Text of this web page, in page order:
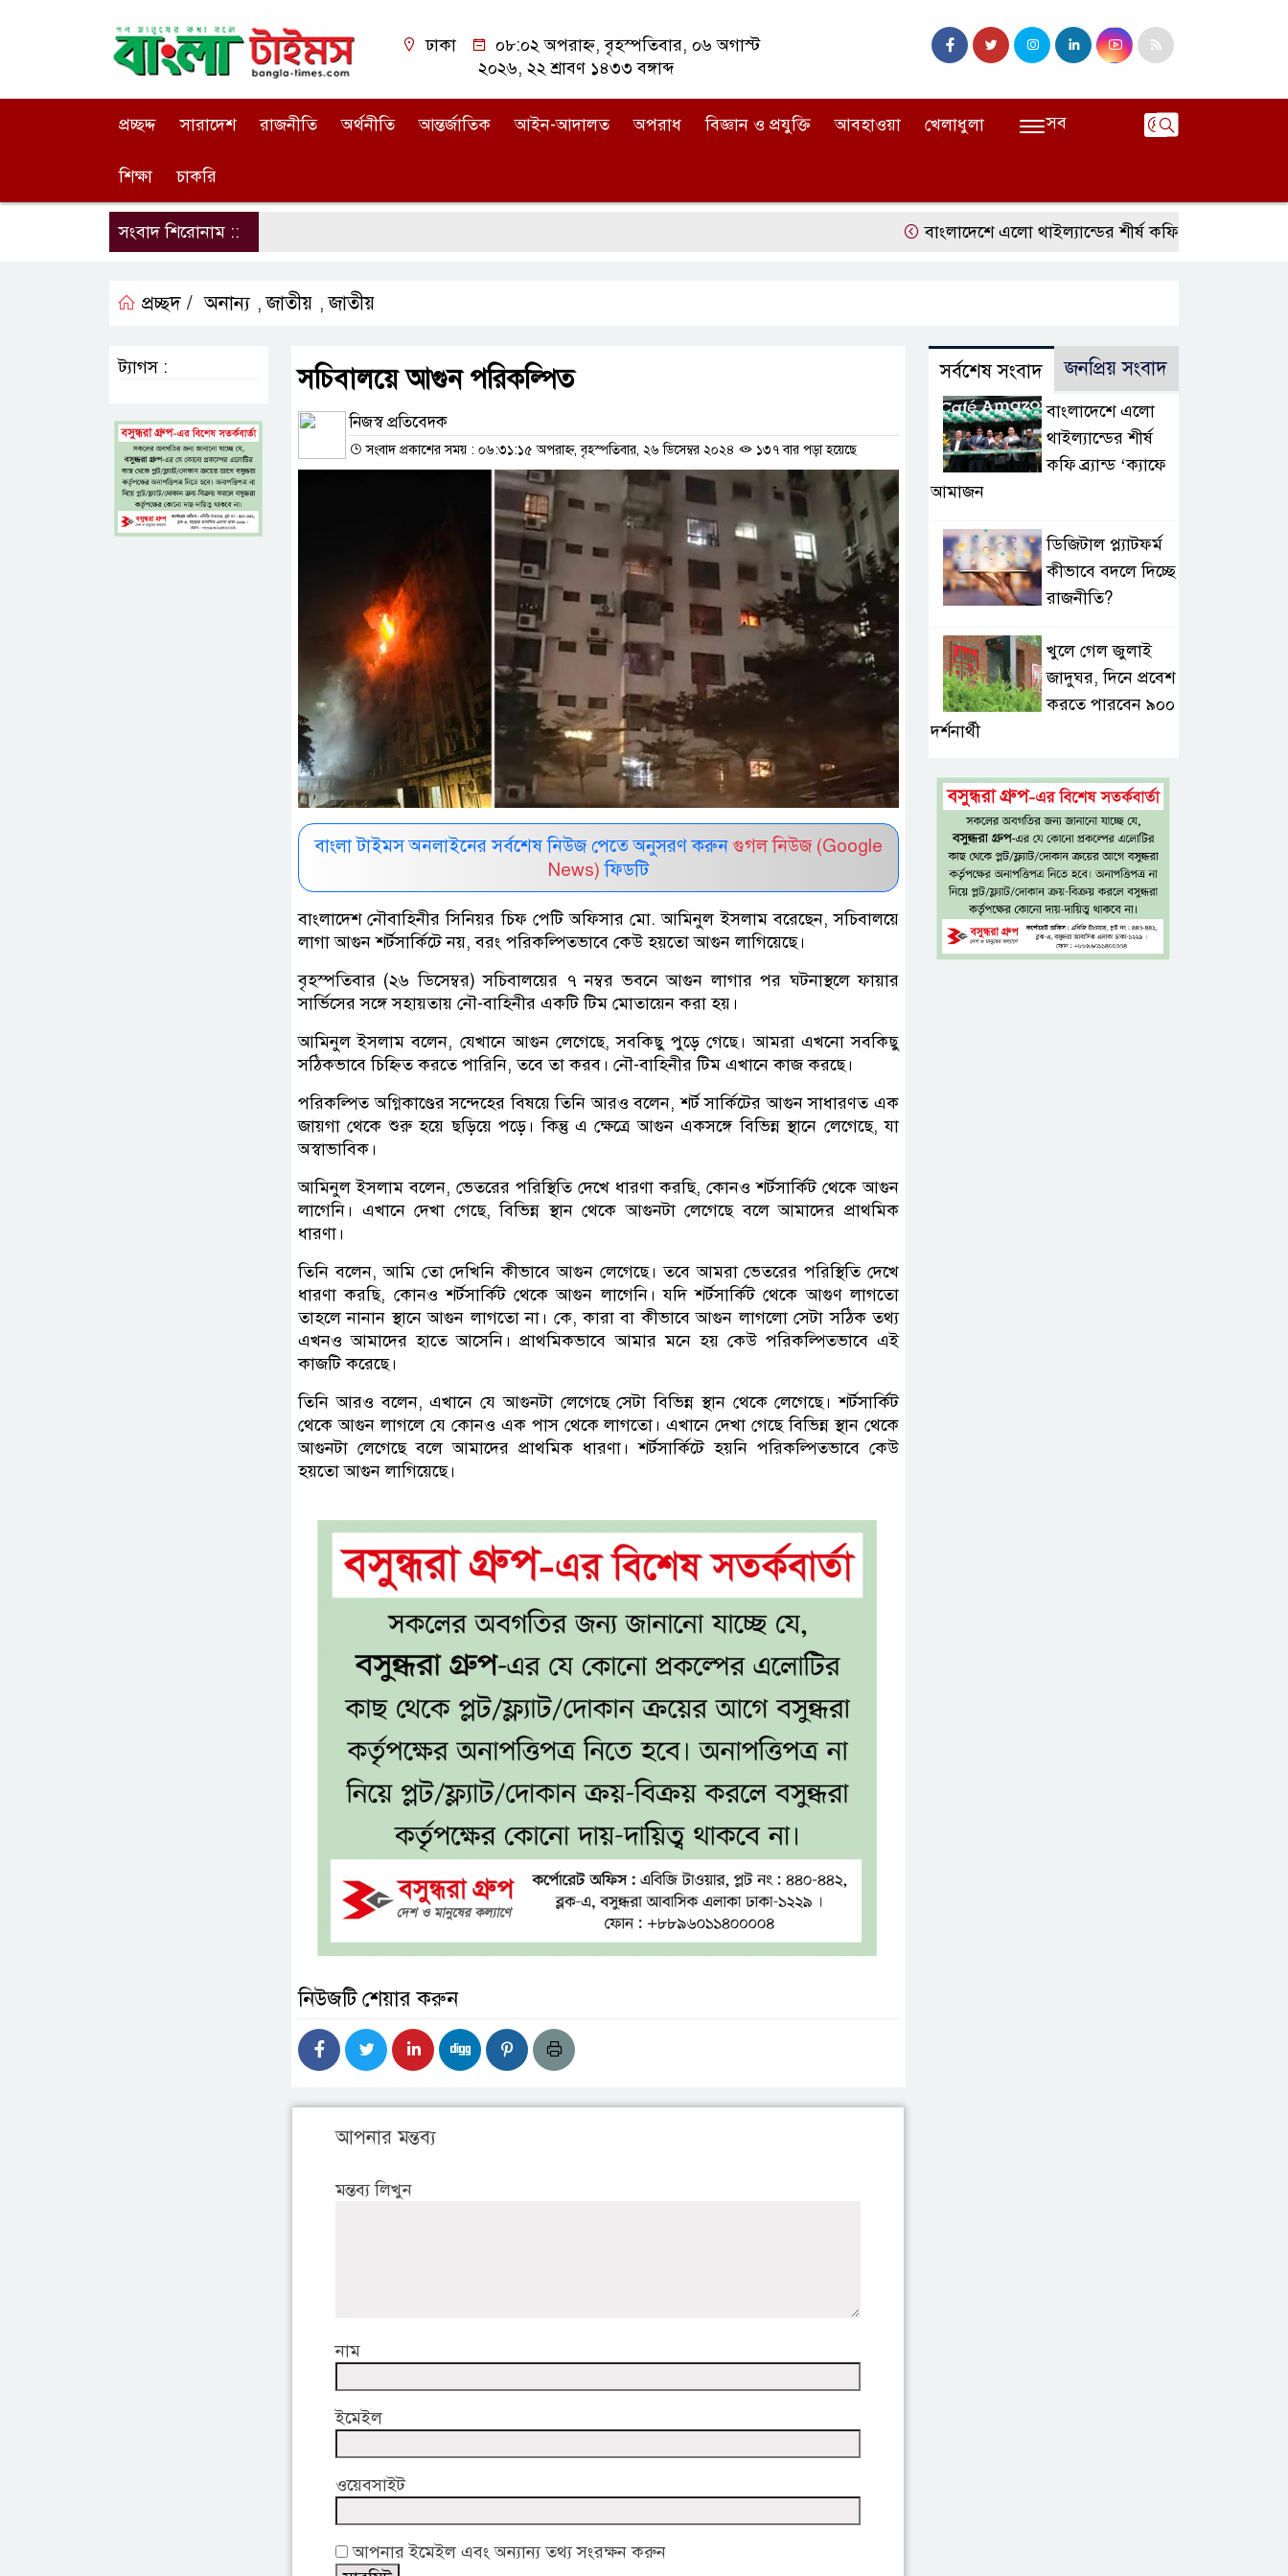
ঢাকা
০৮:০২ অপরাহ্ন, বৃহস্পতিবার, ০৬ অগাস্ট
২০২৬, ২২ শ্রাবণ ১৪৩৩ বঙ্গাব্দ
প্রচ্ছদ্দ সারাদেশ রাজনীতি অর্থনীতি আন্তর্জাতিক আইন-আদালত অপরাধ বিজ্ঞান ও প্রযুক্তি আবহাওয়া খেলাধুলা
শিক্ষা চাকরি
সব
সংবাদ শিরোনাম :: বাংলাদেশে এলো থাইল্যান্ডের শীর্ষ কফি ব্র্যান্ড ‘ক্যাফে আমাজন
প্রচ্ছদ / অনান্য ,জাতীয় ,জাতীয়
সচিবালয়ে আগুন পরিকল্পিত
নিজস্ব প্রতিবেদক
সংবাদ প্রকাশের সময় : ০৬:৩১:১৫ অপরাহ্ন, বৃহস্পতিবার, ২৬ ডিসেম্বর ২০২৪ ১৩৭ বার পড়া হয়েছে
বাংলা টাইমস অনলাইনের সর্বশেষ নিউজ পেতে অনুসরণ করুন গুগল নিউজ (Google
News) ফিডটি
বাংলাদেশ নৌবাহিনীর সিনিয়র চিফ পেটি অফিসার মো. আমিনুল ইসলাম বরেছেন, সচিবালয়ে
লাগা আগুন শর্টসার্কিটে নয়, বরং পরিকল্পিতভাবে কেউ হয়তো আগুন লাগিয়েছে।
বৃহস্পতিবার (২৬ ডিসেম্বর) সচিবালয়ের ৭ নম্বর ভবনে আগুন লাগার পর ঘটনাস্থলে ফায়ার
সার্ভিসের সঙ্গে সহায়তায় নৌ-বাহিনীর একটি টিম মোতায়েন করা হয়।
আমিনুল ইসলাম বলেন, যেখানে আগুন লেগেছে, সবকিছু পুড়ে গেছে। আমরা এখনো সবকিছু
সঠিকভাবে চিহ্নিত করতে পারিনি, তবে তা করব। নৌ-বাহিনীর টিম এখানে কাজ করছে।
পরিকল্পিত অগ্নিকাণ্ডের সন্দেহের বিষয়ে তিনি আরও বলেন, শর্ট সার্কিটের আগুন সাধারণত এক
জায়গা থেকে শুরু হয়ে ছড়িয়ে পড়ে। কিন্তু এ ক্ষেত্রে আগুন একসঙ্গে বিভিন্ন স্থানে লেগেছে, যা
অস্বাভাবিক।
আমিনুল ইসলাম বলেন, ভেতরের পরিস্থিতি দেখে ধারণা করছি, কোনও শর্টসার্কিট থেকে আগুন
লাগেনি। এখানে দেখা গেছে, বিভিন্ন স্থান থেকে আগুনটা লেগেছে বলে আমাদের প্রাথমিক
ধারণা।
তিনি বলেন, আমি তো দেখিনি কীভাবে আগুন লেগেছে। তবে আমরা ভেতরের পরিস্থিতি দেখে
ধারণা করছি, কোনও শর্টসার্কিট থেকে আগুন লাগেনি। যদি শর্টসার্কিট থেকে আগুণ লাগতো
তাহলে নানান স্থানে আগুন লাগতো না। কে, কারা বা কীভাবে আগুন লাগলো সেটা সঠিক তথ্য
এখনও আমাদের হাতে আসেনি। প্রাথমিকভাবে আমার মনে হয় কেউ পরিকল্পিতভাবে এই
কাজটি করেছে।
তিনি আরও বলেন, এখানে যে আগুনটা লেগেছে সেটা বিভিন্ন স্থান থেকে লেগেছে। শর্টসার্কিট
থেকে আগুন লাগলে যে কোনও এক পাস থেকে লাগতো। এখানে দেখা গেছে বিভিন্ন স্থান থেকে
আগুনটা লেগেছে বলে আমাদের প্রাথমিক ধারণা। শর্টসার্কিটে হয়নি পরিকল্পিতভাবে কেউ
হয়তো আগুন লাগিয়েছে।
নিউজটি শেয়ার করুন
আপনার মন্তব্য
মন্তব্য লিখুন
নাম
ইমেইল
ওয়েবসাইট
আপনার ইমেইল এবং অন্যান্য তথ্য সংরক্ষন করুন
ট্যাগস : সর্বশেষ সংবাদ জনপ্রিয় সংবাদ
বাংলাদেশে এলো
থাইল্যান্ডের শীর্ষ
কফি ব্র্যান্ড ‘ক্যাফে
আমাজন
ডিজিটাল প্ল্যাটফর্ম
কীভাবে বদলে দিচ্ছে
রাজনীতি?
খুলে গেল জুলাই
জাদুঘর, দিনে প্রবেশ
করতে পারবেন ৯০০
দর্শনার্থী
নতুন করে ১০
জেলায় স্বল্পমেয়াদি
বন্যার শঙ্কা, তিস্তার
পানি বিপৎসীমার ওপরে
আড়িয়াল বিলের
পাঁচ প্রজাতির দেশীয়